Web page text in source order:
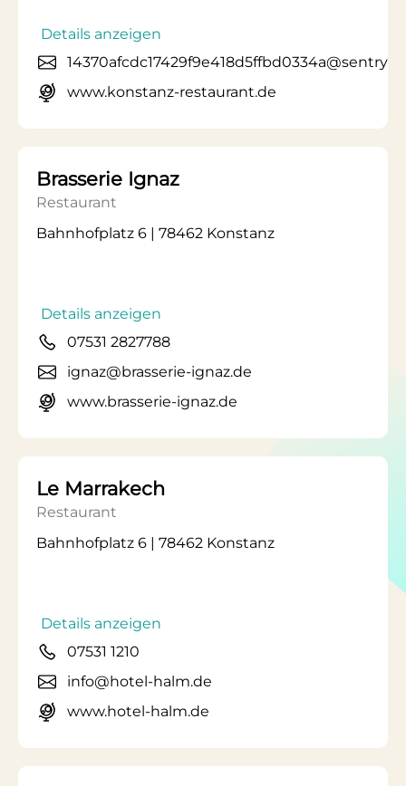
Details anzeigen
www.konstanz-restaurant.de
Brasserie Ignaz
Restaurant
Bahnhofplatz 6 | 78462 Konstanz
Details anzeigen
07531 2827788
ignaz@brasserie-ignaz.de
www.brasserie-ignaz.de
Le Marrakech
Restaurant
Bahnhofplatz 6 | 78462 Konstanz
Details anzeigen
07531 1210
info@hotel-halm.de
www.hotel-halm.de